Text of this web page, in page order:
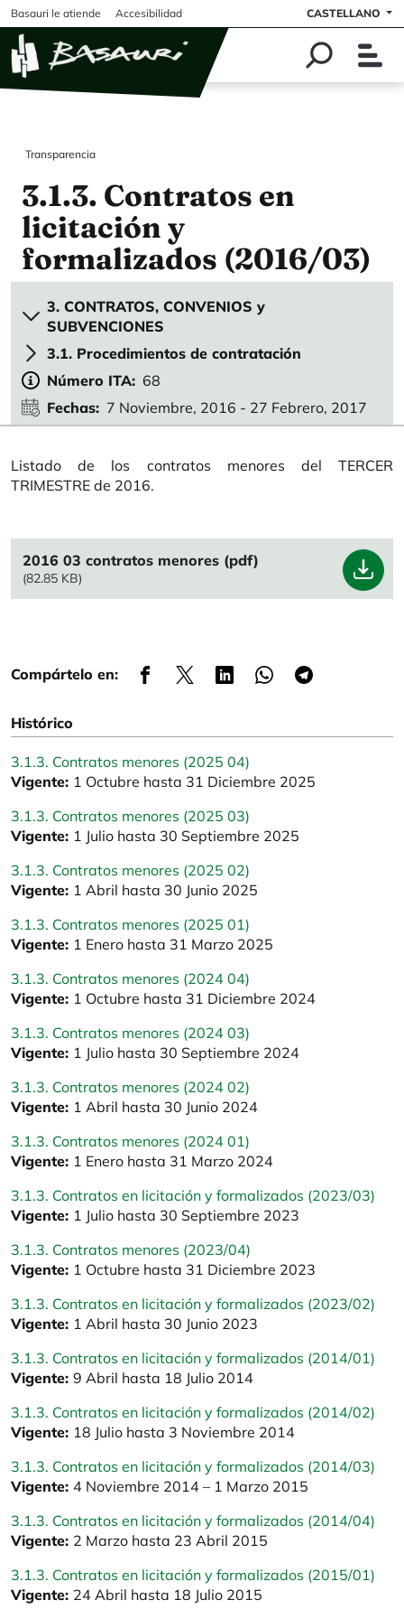
Pasar al contenido principal
Basauri le atiende Accesibilidad CASTELLANO
Transparencia
3.1.3. Contratos en
licitación y
formalizados (2016/03)
3. CONTRATOS, CONVENIOS y
SUBVENCIONES
3.1. Procedimientos de contratación
Número ITA
68
Fechas
7 Noviembre, 2016 - 27 Febrero, 2017
Listado de los contratos menores del TERCER
TRIMESTRE de 2016.
File
2016 03 contratos menores (pdf)
(82.85 KB)
Compártelo en:
Histórico
3.1.3. Contratos menores (2025 04)
Vigente: 1 Octubre hasta 31 Diciembre 2025
3.1.3. Contratos menores (2025 03)
Vigente: 1 Julio hasta 30 Septiembre 2025
3.1.3. Contratos menores (2025 02)
Vigente: 1 Abril hasta 30 Junio 2025
3.1.3. Contratos menores (2025 01)
Vigente: 1 Enero hasta 31 Marzo 2025
3.1.3. Contratos menores (2024 04)
Vigente: 1 Octubre hasta 31 Diciembre 2024
3.1.3. Contratos menores (2024 03)
Vigente: 1 Julio hasta 30 Septiembre 2024
3.1.3. Contratos menores (2024 02)
Vigente: 1 Abril hasta 30 Junio 2024
3.1.3. Contratos menores (2024 01)
Vigente: 1 Enero hasta 31 Marzo 2024
3.1.3. Contratos en licitación y formalizados (2023/03)
Vigente: 1 Julio hasta 30 Septiembre 2023
3.1.3. Contratos menores (2023/04)
Vigente: 1 Octubre hasta 31 Diciembre 2023
3.1.3. Contratos en licitación y formalizados (2023/02)
Vigente: 1 Abril hasta 30 Junio 2023
3.1.3. Contratos en licitación y formalizados (2014/01)
Vigente: 9 Abril hasta 18 Julio 2014
3.1.3. Contratos en licitación y formalizados (2014/02)
Vigente: 18 Julio hasta 3 Noviembre 2014
3.1.3. Contratos en licitación y formalizados (2014/03)
Vigente: 4 Noviembre 2014 – 1 Marzo 2015
3.1.3. Contratos en licitación y formalizados (2014/04)
Vigente: 2 Marzo hasta 23 Abril 2015
3.1.3. Contratos en licitación y formalizados (2015/01)
Vigente: 24 Abril hasta 18 Julio 2015